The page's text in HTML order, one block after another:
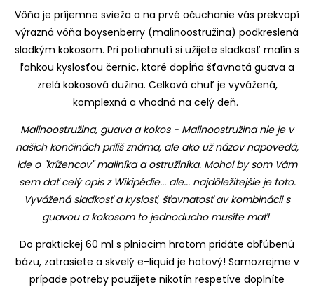
Vôňa je príjemne svieža a na prvé očuchanie vás prekvapí
výrazná vôňa boysenberry (malinoostružina) podkreslená
sladkým kokosom. Pri potiahnutí si užijete sladkosť malín s
ľahkou kyslosťou černíc, ktoré dopĺňa šťavnatá guava a
zrelá kokosová dužina. Celková chuť je vyvážená,
komplexná a vhodná na celý deň.
Malinoostružina, guava a kokos - Malinoostružina nie je v
našich končinách príliš známa, ale ako už názov napovedá,
ide o "krížencov" maliníka a ostružiníka. Mohol by som Vám
sem dať celý opis z Wikipédie... ale... najdôležitejšie je toto.
Vyvážená sladkosť a kyslosť, šťavnatosť av kombinácii s
guavou a kokosom to jednoducho musíte mať!
Do praktickej 60 ml s plniacim hrotom pridáte obľúbenú
bázu, zatrasiete a skvelý e-liquid je hotový! Samozrejme v
prípade potreby použijete nikotín respetíve doplníte